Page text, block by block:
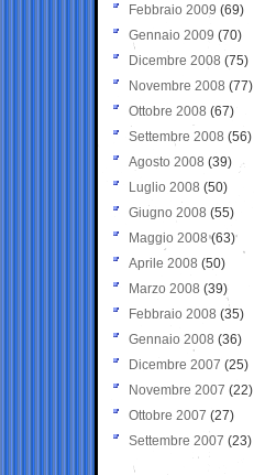
Febbraio 2009 (69)
Gennaio 2009 (70)
Dicembre 2008 (75)
Novembre 2008 (77)
Ottobre 2008 (67)
Settembre 2008 (56)
Agosto 2008 (39)
Luglio 2008 (50)
Giugno 2008 (55)
Maggio 2008(63)
Aprile 2008 (50)
Marzo 2008 (39)
Febbraio 2008 (35)
Gennaio 2008 (36)
Dicembre 2007 (25)
Novembre 2007 (22)
Ottobre 2007 (27)
Settembre 2007 (23)